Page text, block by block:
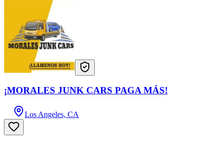
¡MORALES JUNK CARS PAGA MÁS!
Los Angeles, CA